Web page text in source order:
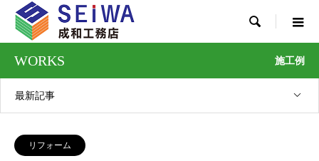

WORKS 施工例
最新記事
リフォーム